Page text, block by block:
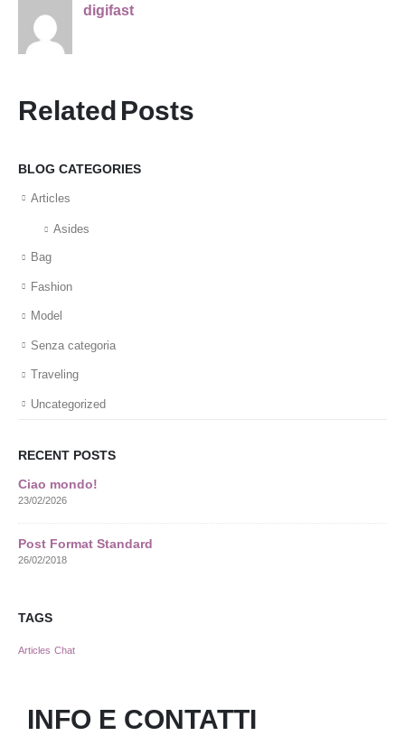
digifast
Related Posts
BLOG CATEGORIES
Articles
Asides
Bag
Fashion
Model
Senza categoria
Traveling
Uncategorized
RECENT POSTS
Ciao mondo!
23/02/2026
Post Format Standard
26/02/2018
TAGS
Articles Chat
INFO E CONTATTI